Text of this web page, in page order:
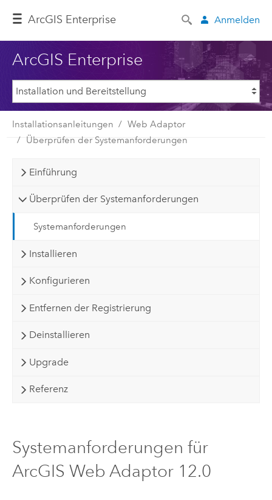
ArcGIS Enterprise Anmelden
ArcGIS Enterprise
Installationsanleitungen
Web Adaptor
Überprüfen der Systemanforderungen
Einführung
Überprüfen der Systemanforderungen
Systemanforderungen
Installieren
Konfigurieren
Entfernen der Registrierung
Deinstallieren
Upgrade
Referenz
Systemanforderungen für
ArcGIS Web Adaptor 12.0